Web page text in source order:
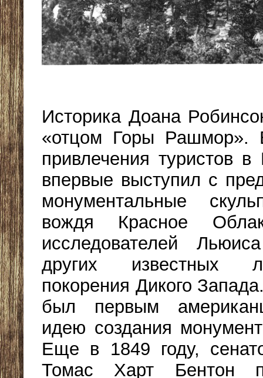
Историка Доана
«отцом Горы Рашмор».
привлечения туристов
впервые выступил с
монументальные
вождя Красное
исследователей
других известных
покорения Дикого
был первым
идею создания
Еще в 1849 году,
Томас Харт Бентон